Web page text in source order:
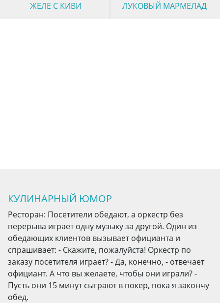
ЖЕЛЕ С КИВИ ЛУКОВЫЙ МАРМЕЛАД
КУЛИНАРНЫЙ ЮМОР
Ресторан: Посетители обедают, а оркестр без
перерыва играет одну музыку за другой. Один из
обедающих клиентов вызывает официанта и
спрашивает: - Скажите, пожалуйста! Оркестр по
заказу посетителя играет? - Да, конечно, - отвечает
официант. А что вы желаете, чтобы они играли? -
Пусть они 15 минут сыграют в покер, пока я закончу
обед.